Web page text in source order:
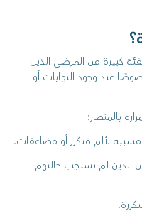
كبيرة من المرضى الذين
عند وجود التهابات أو
بالمنظار:
لألم متكرر أو مضاعفات.
الذين لم تستجب حالتهم